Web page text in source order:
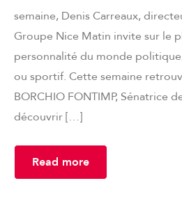
semaine, Denis Carreaux,
Groupe Nice Matin invite sur le
personnalité du monde
ou sportif. Cette semaine
BORCHIO FONTIMP, Sénatrice
découvrir […]
Read more